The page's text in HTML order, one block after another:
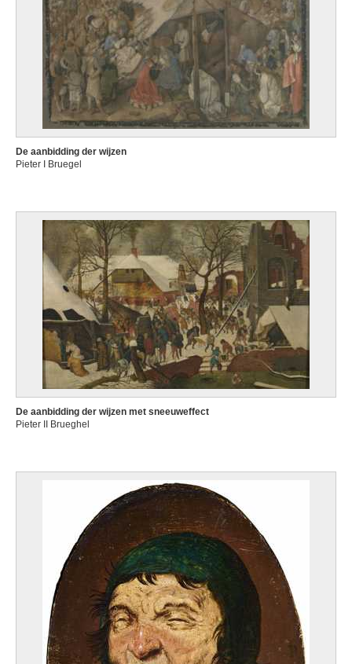
De aanbidding der wijzen
Pieter I Bruegel
De aanbidding der wijzen met sneeuweffect
Pieter II Brueghel